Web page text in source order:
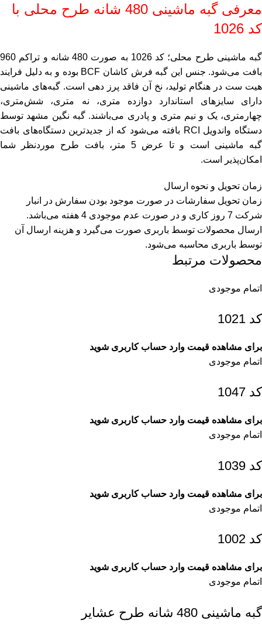
معرفی گبه ماشینی 480 شانه طرح محلی با
کد 1026
گبه ماشینی طرح محلی؛ کد 1026 به صورت 480 شانه و تراکم 960
بافت می‌شود. جنس این گبه فرش کاشان BCF بوده و به دلیل فرایند
هیت ست در هنگام تولید، نخ آن فاقد پرز دهی است. گبه‌های ماشینی
دارای سایزهای استاندارد دوازده متری، نه متری، شش‌متری،
چهارمتری، یک و نیم متری و پادری می‌باشند. گبه نگین مشهد توسط
دستگاه واندویل RCI بافته می‌شود که از جدیدترین دستگاه‌های بافت
گبه ماشینی است و تا عرض 5 متر، بافت طرح موردنظر شما
امکان‌پذیر است.
زمان تحویل و نحوه ارسال
زمان تحویل سفارشات در صورت موجود بودن سفارش در انبار
شرکت 7 روز کاری و در صورت عدم موجودی 4 هفته می‌باشد.
ارسال محصولات توسط باربری صورت می‌گیرد و هزینه ارسال آن
توسط باربری محاسبه می‌شود.
محصولات مرتبط
اتمام موجودی
کد 1021
برای مشاهده قیمت وارد حساب کاربری شوید
اتمام موجودی
کد 1047
برای مشاهده قیمت وارد حساب کاربری شوید
اتمام موجودی
کد 1039
برای مشاهده قیمت وارد حساب کاربری شوید
اتمام موجودی
کد 1002
برای مشاهده قیمت وارد حساب کاربری شوید
اتمام موجودی
گبه ماشینی 480 شانه طرح عشایر